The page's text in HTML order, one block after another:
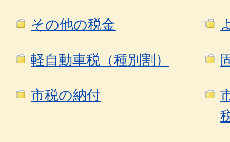
その他の税金
軽自動車税（種別割）
市税の納付